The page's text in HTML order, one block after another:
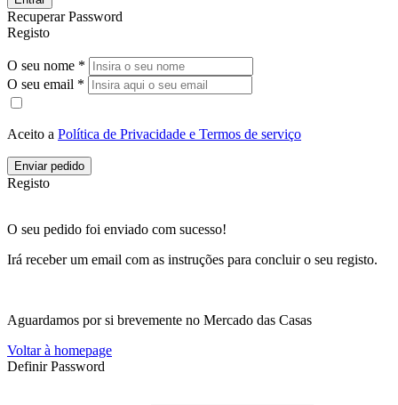
Recuperar Password
Registo
O seu nome *
O seu email *
Aceito a Política de Privacidade e Termos de serviço
Enviar pedido
Registo
O seu pedido foi enviado com sucesso!
Irá receber um email com as instruções para concluir o seu registo.
Aguardamos por si brevemente no Mercado das Casas
Voltar à homepage
Definir Password